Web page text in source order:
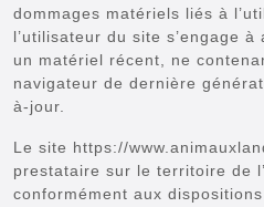
dommages matériels liés à
l’utilisateur du site s’engage
un matériel récent, ne
navigateur de dernière
à-jour.
Le site https://
prestataire sur le territoire de
conformément aux